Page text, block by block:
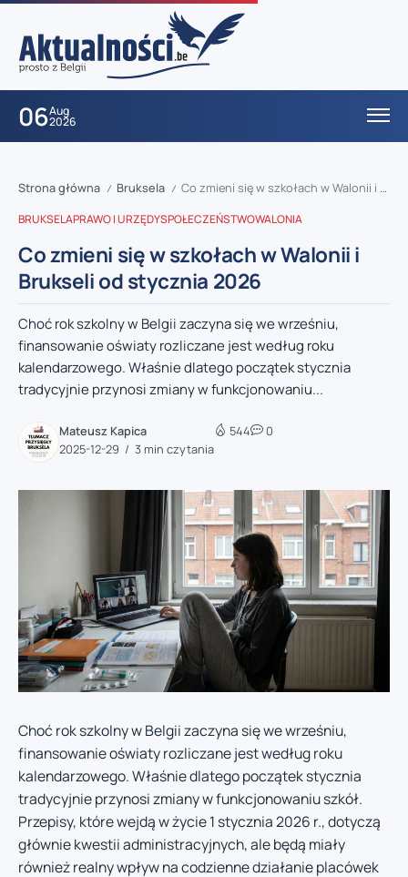
06Aug
2026
Strona główna / Bruksela / Co zmieni się w szkołach w Walonii i Brukseli od stycznia 2026
BRUKSELAPRAWO I URZĘDYSPOŁECZEŃSTWOWALONIA
Co zmieni się w szkołach w Walonii i
Brukseli od stycznia 2026
Choć rok szkolny w Belgii zaczyna się we wrześniu,
finansowanie oświaty rozliczane jest według roku
kalendarzowego. Właśnie dlatego początek stycznia
tradycyjnie przynosi zmiany w funkcjonowaniu...
Mateusz Kapica
2025-12-29
3 min czytania
544 0
Choć rok szkolny w Belgii zaczyna się we wrześniu,
finansowanie oświaty rozliczane jest według roku
kalendarzowego. Właśnie dlatego początek stycznia
tradycyjnie przynosi zmiany w funkcjonowaniu szkół.
Przepisy, które wejdą w życie 1 stycznia 2026 r., dotyczą
głównie kwestii administracyjnych, ale będą miały
również realny wpływ na codzienne działanie placówek